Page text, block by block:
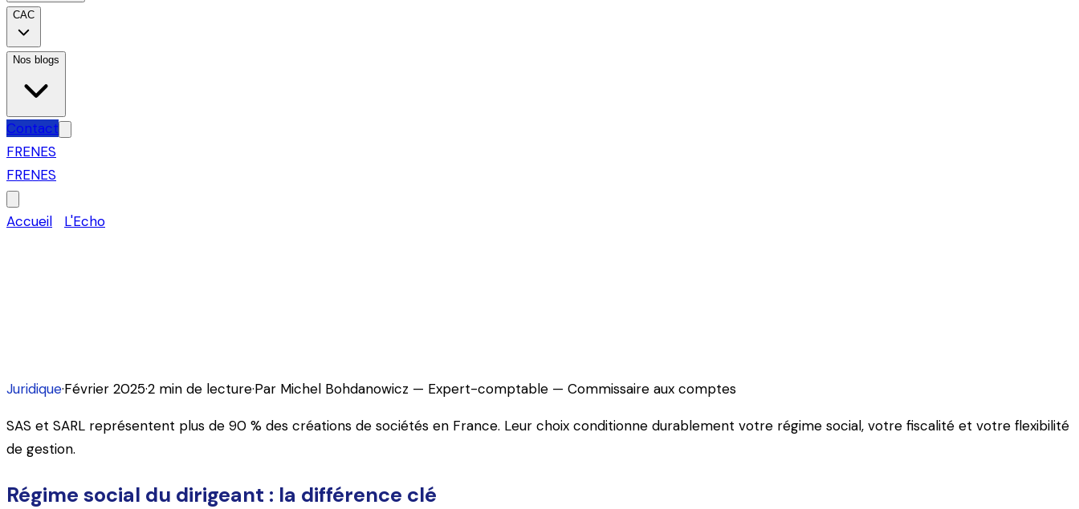
CAC
Nos blogs
Contact
FRENES
FRENES
Accueil L'Echo
Juridique·Février 2025·2 min de lecture·Par Michel Bohdanowicz — Expert-comptable — Commissaire aux comptes
SAS et SARL représentent plus de 90 % des créations de sociétés en France. Leur choix conditionne durablement votre régime social, votre fiscalité et votre flexibilité
de gestion.
Régime social du dirigeant : la différence clé